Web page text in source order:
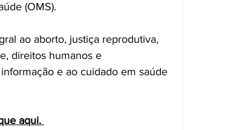
(OMS).
ao aborto, justiça reprodutiva,
direitos humanos e
e ao cuidado em saúde
aqui.